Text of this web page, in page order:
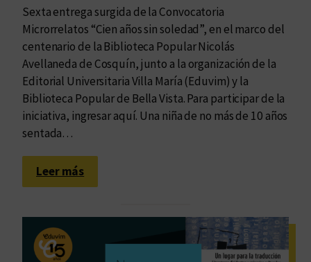
o
r
d
e
l
F
e
v
l
Sexta entrega surgida de la Convocatoria
Microrrelatos “Cien años sin soledad”, en el marco del
centenario de la Biblioteca Popular Nicolás
Avellaneda de Cosquín, junto a la organización de la
Editorial Universitaria Villa María (Eduvim) y la
Biblioteca Popular de Bella Vista. Para participar de la
iniciativa, ingresar aquí. Una niña de no más de 10 años
sentada…
Leer más:
V